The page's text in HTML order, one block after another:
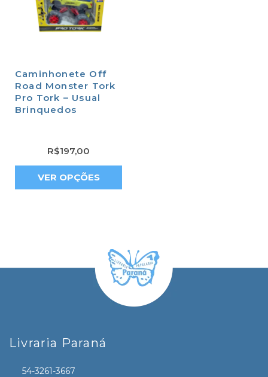
Caminhonete Off
Road Monster Tork
Pro Tork – Usual
Brinquedos
R$197,00
VER OPÇÕES
Livraria Paraná
54-3261-3667